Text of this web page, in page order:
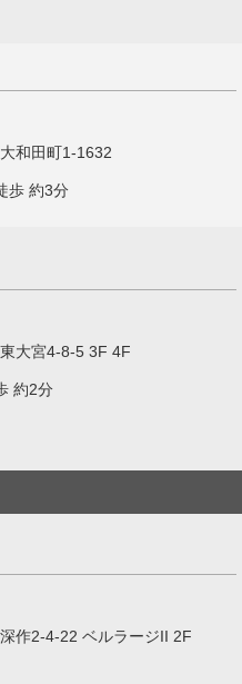
和田町1-1632
歩 約3分
大宮4-8-5 3F 4F
約2分
作2-4-22 ベルラージII 2F